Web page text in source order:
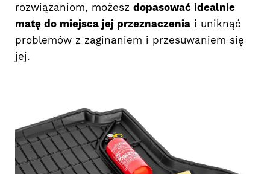
rozwiązaniom, możesz dopasować idealnie
matę do miejsca jej przeznaczenia i uniknąć
problemów z zaginaniem i przesuwaniem się
jej.